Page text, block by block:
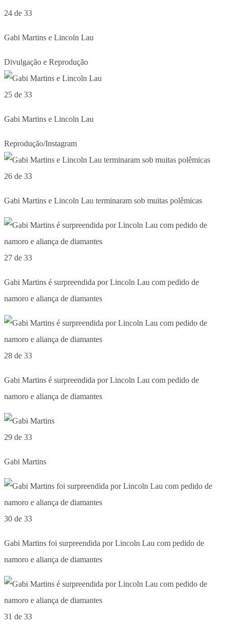
24 de 33
Gabi Martins e Lincoln Lau
Divulgação e Reprodução
25 de 33
Gabi Martins e Lincoln Lau
Reprodução/Instagram
26 de 33
Gabi Martins e Lincoln Lau terminaram sob muitas polêmicas
27 de 33
Gabi Martins é surpreendida por Lincoln Lau com pedido de
namoro e aliança de diamantes
28 de 33
Gabi Martins é surpreendida por Lincoln Lau com pedido de
namoro e aliança de diamantes
29 de 33
Gabi Martins
30 de 33
Gabi Martins foi surpreendida por Lincoln Lau com pedido de
namoro e aliança de diamantes
31 de 33